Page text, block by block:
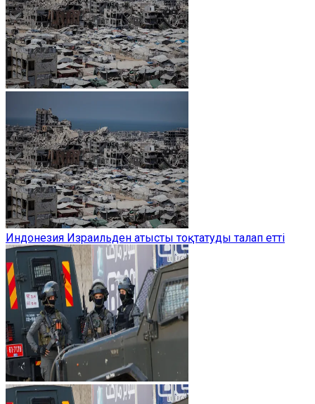
Индонезия Израильден атысты тоқтатуды талап етті